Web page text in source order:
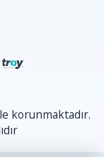
korunmaktadır.